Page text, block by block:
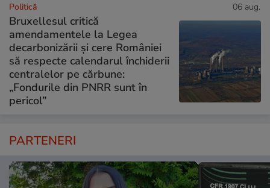
Politică 06 aug.
Bruxellesul critică
amendamentele la Legea
decarbonizării și cere României
să respecte calendarul închiderii
centralelor pe cărbune:
„Fondurile din PNRR sunt în
pericol”
PARTENERI